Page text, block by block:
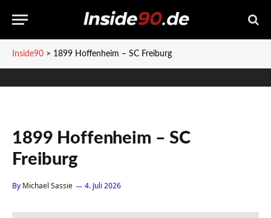
Inside90 > 1899 Hoffenheim – SC Freiburg
1899 Hoffenheim – SC
Freiburg
By Michael Sassie 4. Juli 2026